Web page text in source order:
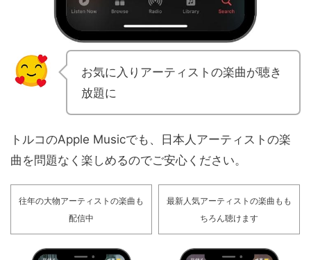
お気に入りアーティストの楽曲が聴き
放題に
トルコのApple Musicでも、日本人アーティストの楽
曲を問題なく楽しめるのでご安心ください。
往年の大物アーティストの楽曲も
配信中
最新人気アーティストの楽曲もも
ちろん聴けます